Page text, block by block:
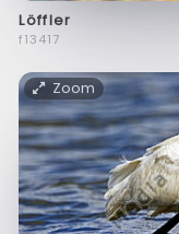
Löffler
f13417
Zoom